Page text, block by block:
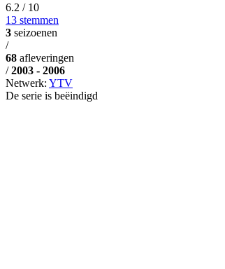
6.2 / 10
13 stemmen
3 seizoenen
/
68 afleveringen
/ 2003 - 2006
Netwerk: YTV
De serie is beëindigd